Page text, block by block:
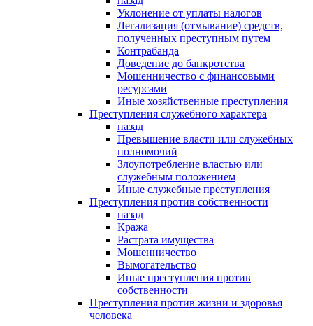
Уклонение от уплаты налогов
Легализация (отмывание) средств,
полученных преступным путем
Контрабанда
Доведение до банкротства
Мошенничество с финансовыми
ресурсами
Иные хозяйственные преступления
Преступления служебного характера
назад
Превышение власти или служебных
полномочий
Злоупотребление властью или
служебным положением
Иные служебные преступления
Преступления против собственности
назад
Кража
Растрата имущества
Мошенничество
Вымогательство
Иные преступления против
собственности
Преступления против жизни и здоровья
человека